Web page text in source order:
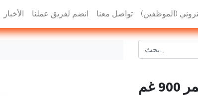
الأخبار انضم لفريق عملنا تواصل معنا (الموظفين)